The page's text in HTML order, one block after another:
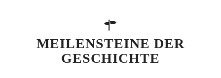
MEILENSTEINE DER
GESCHICHTE